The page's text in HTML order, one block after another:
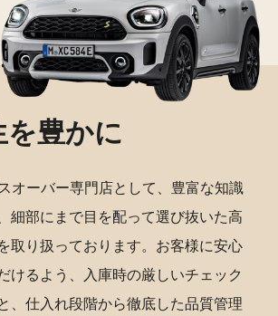
豊かに
オーバー専門店として、豊富な知識
細部にまで目を配って選び抜いた高
取り扱っております。お客様に安心
けるよう、入庫時の厳しいチェック
、仕入れ段階から徹底した品質管理